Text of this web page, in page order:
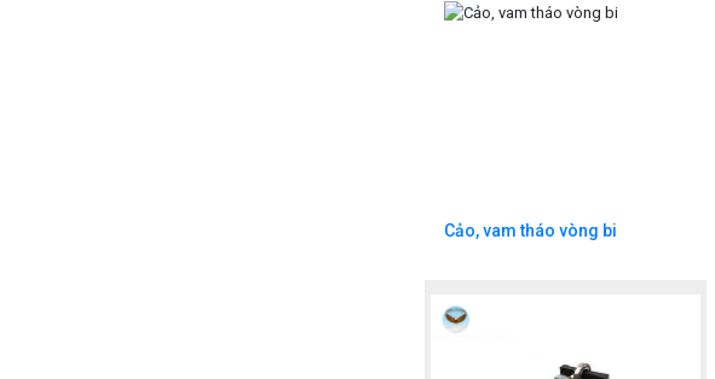
Cảo, vam tháo vòng bi